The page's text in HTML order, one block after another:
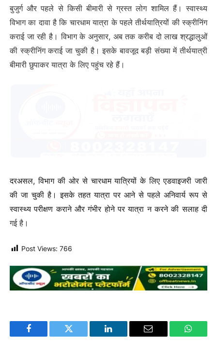
बुजुर्ग और पहले से किसी बीमारी से ग्रस्त लोग शामिल हैं। स्वास्थ्य
विभाग का दावा है कि चारधाम यात्रा के पहले तीर्थयात्रियों की स्क्रीनिंग
कराई जा रही है। विभाग के अनुसार, अब तक करीब दो लाख श्रद्धालुओं
की स्क्रीनिंग कराई जा चुकी है। इसके बावजूद बड़ी संख्या में तीर्थयात्री
बीमारी छुपाकर यात्रा के लिए पहुंच रहे हैं।
दरअसल, विभाग की ओर से चारधाम यात्रियों के लिए एडवाइजरी जारी
की जा चुकी है। इसके तहत यात्रा पर आने से पहले अनिवार्य रूप से
स्वास्थ्य परीक्षण कराने और गंभीर होने पर यात्रा न करने की सलाह दी
गई है।
Post Views: 766
Facebook Twitter LinkedIn Email